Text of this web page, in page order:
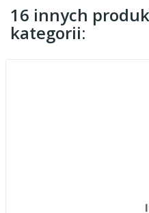
16 innych
kategorii: